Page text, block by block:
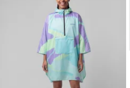
Vond je dit een nuttige review?
1 2